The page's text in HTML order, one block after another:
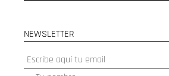
NEWSLETTER